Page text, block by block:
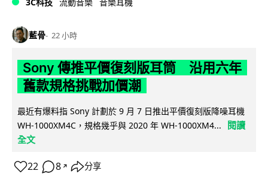
藍骨 22 小時
Sony 傳推平價復刻版耳筒 沿用六年
舊款規格挑戰加價潮
最近有爆料指 Sony 計劃於 9 月 7 日推出平價復刻版降噪耳機
WH-1000XM4C，規格幾乎與 2020 年 WH-1000XM4...
閱讀
全文
22 8 ↗ 分享